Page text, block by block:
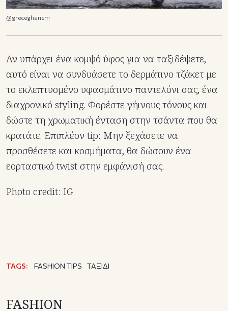
@greceghanem
Αν υπάρχει ένα κομψό ύφος για να ταξιδέψετε,
αυτό είναι να συνδυάσετε το δερμάτινο τζάκετ με
το εκλεπτυσμένο υφασμάτινο παντελόνι σας, ένα
διαχρονικό styling. Φορέστε γήινους τόνους και
δώστε τη χρωματική ένταση στην τσάντα που θα
κρατάτε. Επιπλέον tip: Μην ξεχάσετε να
προσθέσετε και κοσμήματα, θα δώσουν ένα
εορταστικό twist στην εμφάνισή σας.
Photo credit: IG
TAGS: FASHION TIPS ΤΑΞΙΔΙ
FASHION